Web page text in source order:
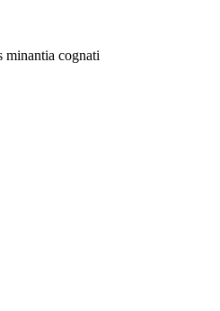
minantia cognati